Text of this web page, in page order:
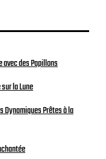
avec des Papillons
la Lune
Dynamiques Prêtes à la